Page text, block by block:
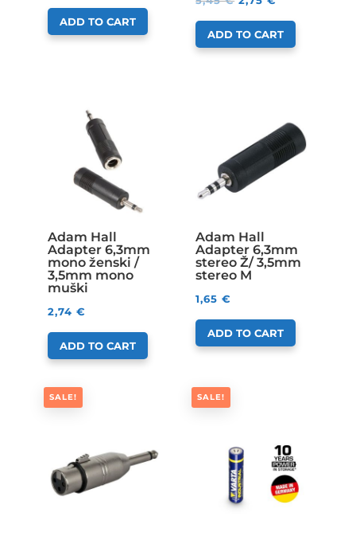
ADD TO CART
ADD TO CART
Adam Hall
Adapter 6,3mm
mono ženski /
3,5mm mono
muški
2,74 €
ADD TO CART
Adam Hall
Adapter 6,3mm
stereo Ž/ 3,5mm
stereo M
1,65€
ADD TO CART
SALE! SALE!